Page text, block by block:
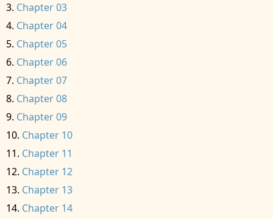
Chapter 03
Chapter 04
Chapter 05
Chapter 06
Chapter 07
Chapter 08
Chapter 09
Chapter 10
Chapter 11
Chapter 12
Chapter 13
Chapter 14